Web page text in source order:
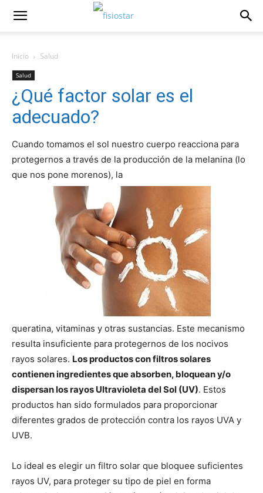
Inicio Salud
Salud
¿Qué factor solar es el
adecuado?
Cuando tomamos el sol nuestro cuerpo reacciona para
protegernos a través de la producción de la melanina (lo
que nos pone morenos), la
queratina, vitaminas y otras sustancias. Este mecanismo
resulta insuficiente para protegernos de los nocivos
rayos solares. Los productos con filtros solares
contienen ingredientes que absorben, bloquean y/o
dispersan los rayos Ultravioleta del Sol (UV). Estos
productos han sido formulados para proporcionar
diferentes grados de protección contra los rayos UVA y
UVB.
Lo ideal es elegir un filtro solar que bloquee suficientes
rayos UV, para proteger su tipo de piel en forma